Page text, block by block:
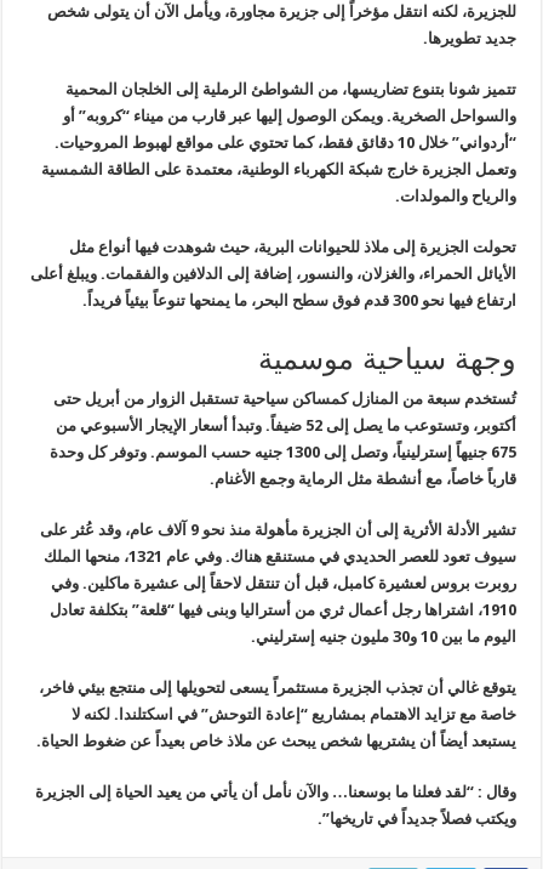
للجزيرة، لكنه انتقل مؤخراً إلى جزيرة مجاورة، ويأمل الآن أن يتولى شخص
جديد تطويرها.
تتميز شونا بتنوع تضاريسها، من الشواطئ الرملية إلى الخلجان المحمية
والسواحل الصخرية. ويمكن الوصول إليها عبر قارب من ميناء “كروبه” أو
“أردواني” خلال 10 دقائق فقط، كما تحتوي على مواقع لهبوط المروحيات.
وتعمل الجزيرة خارج شبكة الكهرباء الوطنية، معتمدة على الطاقة الشمسية
والرياح والمولدات.
تحولت الجزيرة إلى ملاذ للحيوانات البرية، حيث شوهدت فيها أنواع مثل
الأيائل الحمراء، والغزلان، والنسور، إضافة إلى الدلافين والفقمات. ويبلغ أعلى
ارتفاع فيها نحو 300 قدم فوق سطح البحر، ما يمنحها تنوعاً بيئياً فريداً.
وجهة سياحية موسمية
تُستخدم سبعة من المنازل كمساكن سياحية تستقبل الزوار من أبريل حتى
أكتوبر، وتستوعب ما يصل إلى 52 ضيفاً. وتبدأ أسعار الإيجار الأسبوعي من
675 جنيهاً إسترلينياً، وتصل إلى 1300 جنيه حسب الموسم. وتوفر كل وحدة
قارباً خاصاً، مع أنشطة مثل الرماية وجمع الأغنام.
تشير الأدلة الأثرية إلى أن الجزيرة مأهولة منذ نحو 9 آلاف عام، وقد عُثر على
سيوف تعود للعصر الحديدي في مستنقع هناك. وفي عام 1321، منحها الملك
روبرت بروس لعشيرة كامبل، قبل أن تنتقل لاحقاً إلى عشيرة ماكلين. وفي
1910، اشتراها رجل أعمال ثري من أستراليا وبنى فيها “قلعة” بتكلفة تعادل
اليوم ما بين 10 و30 مليون جنيه إسترليني.
يتوقع غالي أن تجذب الجزيرة مستثمراً يسعى لتحويلها إلى منتجع بيئي فاخر،
خاصة مع تزايد الاهتمام بمشاريع “إعادة التوحش” في اسكتلندا. لكنه لا
يستبعد أيضاً أن يشتريها شخص يبحث عن ملاذ خاص بعيداً عن ضغوط الحياة.
وقال : “لقد فعلنا ما بوسعنا… والآن نأمل أن يأتي من يعيد الحياة إلى الجزيرة
ويكتب فصلاً جديداً في تاريخها”.